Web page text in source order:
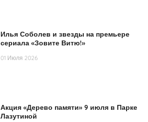
Илья Соболев и звезды на премьере
сериала «Зовите Витю!»
01 Июля 2026
Акция «Дерево памяти» 9 июля в Парке
Лазутиной